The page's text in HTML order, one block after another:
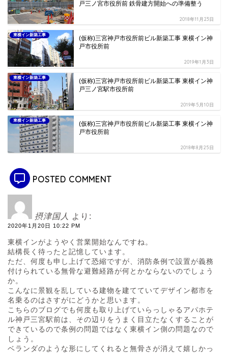
戸三ノ宮市役所前 鉄骨建方開始への準備整う
2018年11月23日
東横イン新築工事
(仮称)三宮神戸市役所前ビル新築工事 東横イン神
戸市役所前
2019年1月3日
東横イン新築工事
(仮称)三宮神戸市役所前ビル新築工事 東横イン神
戸三ノ宮駅市役所前
2019年5月10日
東横イン新築工事
(仮称)三宮神戸市役所前ビル新築工事 東横イン神
戸市役所前
2018年8月25日
POSTED COMMENT
摂津国人 より:
2020年1月20日 10:22 PM
東横インがようやく営業開始なんですね。
結構長く待ったと記憶しています。
ただ、何度も申し上げて恐縮ですが、消防条例で設置が義務
付けられている無骨な避難経路が何とかならないのでしょう
か。
こんなに景観を乱している建物を建てていてデザイン都市を
名乗るのはさすがにどうかと思います。
こちらのブログでも何度も取り上げていらっしゃるアパホテ
ル神戸三宮駅前は、その辺りをうまく目立たなくすることが
できているので条例の問題ではなく東横イン側の問題なので
しょう。
ベランダのような形にしてくれると無骨さが消えて嬉しかっ